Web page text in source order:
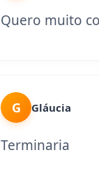
Quero muito
G Gláucia
Terminaria